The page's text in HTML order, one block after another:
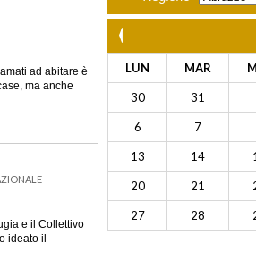
ad abitare è
ma anche
e il Collettivo
ideato il
LUN MAR
30 31
6 7
13 14
20 21
27 28